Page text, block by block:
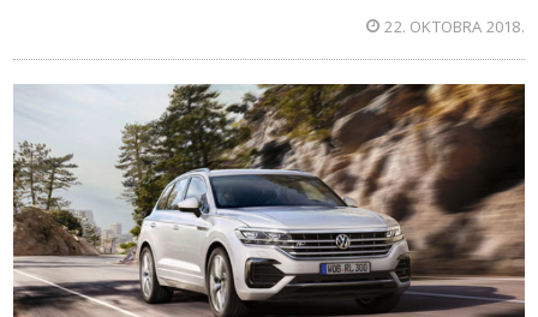
22. OKTOBRA 2018.